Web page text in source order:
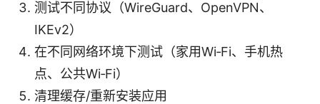
测试不同协议（WireGuard、OpenVPN、
IKEv2）
在不同网络环境下测试（家用Wi‑Fi、手机热
点、公共Wi‑Fi）
清理缓存/重新安装应用